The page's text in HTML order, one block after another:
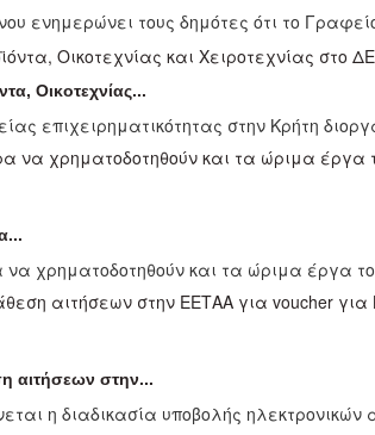
ενημερώνει τους δημότες ότι το
Οικοτεχνίας...
επιχειρηματικότητας στην Κρήτη
χρηματοδοτηθούν και τα ώριμα έργα
αιτήσεων στην...
η διαδικασία υποβολής ηλεκτρονικών